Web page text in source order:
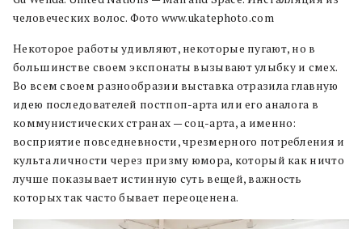
человеческих волос. Фото www.ukatephoto.com
Некоторое работы удивляют, некоторые пугают, но в
большинстве своем экспонаты вызывают улыбку и смех.
Во всем своем разнообразии выставка отразила главную
идею последователей постпоп-арта или его аналога в
коммунистических странах — соц-арта, а именно:
восприятие повседневности, чрезмерного потребления и
культа личности через призму юмора, который как ничто
лучше показывает истинную суть вещей, важность
которых так часто бывает переоценена.